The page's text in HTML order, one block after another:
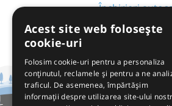
Închirieri
Acest site web folosește
cookie-uri
Folosim cookie-uri pentru a personaliza
conținutul, reclamele și pentru a ne
traficul. De asemenea, împărtășim
informații despre utilizarea site-ului